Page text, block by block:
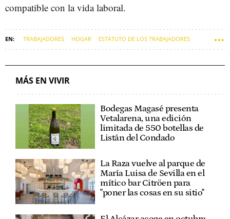
compatible con la vida laboral.
TRABAJADORES HOGAR ESTATUTO DE LOS TRABAJADORES
MÁS EN VIVIR
Bodegas Magasé presenta
Vetalarena, una edición
limitada de 550 botellas de
Listán del Condado
La Raza vuelve al parque de
María Luisa de Sevilla en el
mítico bar Citröen para
"poner las cosas en su sitio"